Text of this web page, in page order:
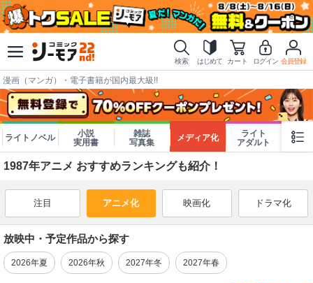
検索 はじめて カート ログイン 会員登録
漫画（マンガ）・電子書籍が国内最大級!!
ライトノベル
小説
実用書
雑誌
写真集
メディア化
ライト
アダルト
1987年アニメ おすすめランキングも紹介！
注目 アニメ化 映画化 ドラマ化
放映中・予定作品から探す
2026年夏 2026年秋 2027年冬 2027年春